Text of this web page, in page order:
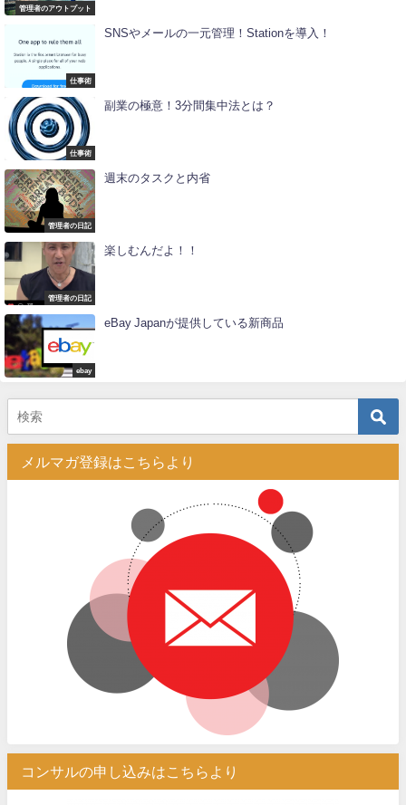
管理者のアウトプット
仕事術
SNSやメールの一元管理！Stationを導入！
仕事術
副業の極意！3分間集中法とは？
管理者の日記
週末のタスクと内省
管理者の日記
楽しむんだよ！！
ebay
eBay Japanが提供している新商品
メルマガ登録はこちらより
コンサルの申し込みはこちらより